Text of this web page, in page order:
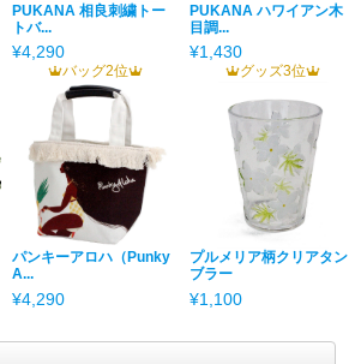
PUKANA 相良刺繍トー
トバ...
¥4,290
PUKANA ハワイアン木
目調...
¥1,430
バッグ2位
パンキーアロハ（Punky
A...
¥4,290
グッズ3位
プルメリア柄クリアタン
ブラー
¥1,100